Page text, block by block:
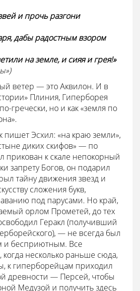
и прочь разгони
дабы радостным взором
на земле, и сияя и грея!»
ветер — это Аквилон. И в
Плиния, Гиперборея
гречески, но и как «земля по
пишет Эсхил: «на краю земли»,
диких скифов» — по
прикован к скале непокорный
запрету Богов, он подарил
тайну движения звезд и
сложения букв,
под парусами. Но край,
орлом Прометей, до тех
Геракл (получивший
— не всегда был
и бесприютным. Все
когда несколько раньше сюда,
к гиперборейцам приходил
древности — Персей, чтобы
Медузой и получить здесь